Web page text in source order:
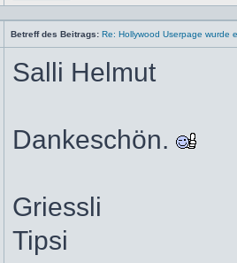
Profil
Betreff des Beitrags: Re: Hollywood Userpage wurde
Salli Helmut
Dankeschön.
Griessli
Tipsi